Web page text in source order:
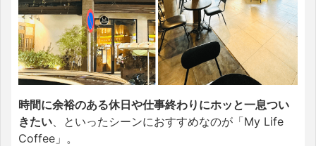
時間に余裕のある休日や仕事終わりにホッと一息つい
きたい 、といったシーンにおすすめなのが「My Life
Coffee」。